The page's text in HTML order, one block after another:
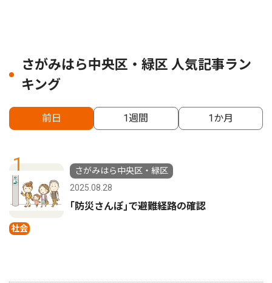
さがみはら中央区・緑区 人気記事ラン
キング
前日 1週間 1か月
1
社会
さがみはら中央区・緑区
2025.08.28
｢防災さんぽ｣で避難経路の確認